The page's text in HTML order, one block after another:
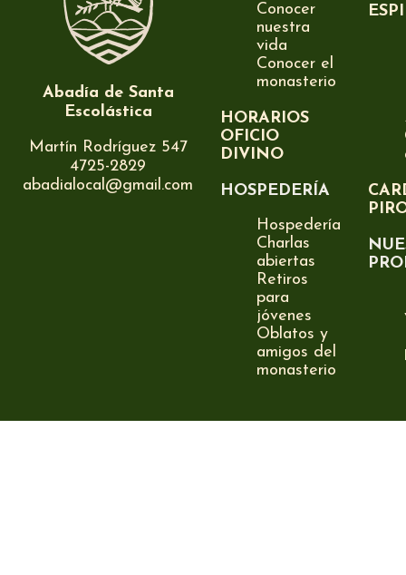
Abadía de Santa
Escolástica
Martín Rodríguez 547
4725-2829
abadialocal@gmail.com
Conocer
nuestra
vida
Conocer el
monasterio
HORARIOS
OFICIO
DIVINO
HOSPEDERÍA
Hospedería
Charlas
abiertas
Retiros
para
jóvenes
Oblatos y
amigos del
monasterio